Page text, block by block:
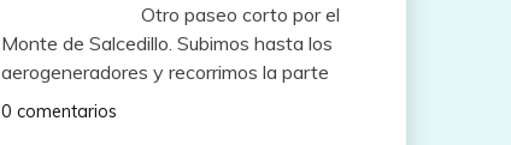
Otro paseo corto por el
Monte de Salcedillo. Subimos hasta los
aerogeneradores y recorrimos la parte
0 comentarios